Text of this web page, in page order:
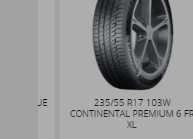
235/55 R17 103W
CONTINENTAL PREMIUM 6 FR